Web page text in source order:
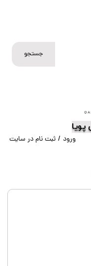
جستجو
ورود / ثبت نام در سایت